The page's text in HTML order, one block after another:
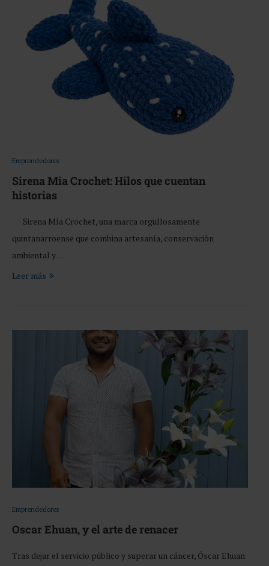
Emprendedores
Sirena Mia Crochet: Hilos que cuentan
historias
Sirena Mía Crochet, una marca orgullosamente
quintanarroense que combina artesanía, conservación
ambiental y …
Leer más
Emprendedores
Oscar Ehuan, y el arte de renacer
Tras dejar el servicio público y superar un cáncer, Óscar Ehuan